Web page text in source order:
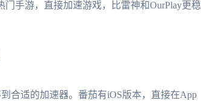
手游，直接加速游戏，比雷神和OurPlay更稳
合适的加速器。番茄有iOS版本，直接在App